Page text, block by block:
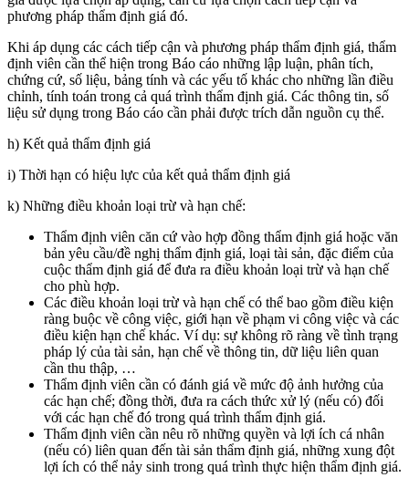
phương pháp thẩm định giá đó.
Khi áp dụng các cách tiếp cận và phương pháp thẩm định giá, thẩm
định viên cần thể hiện trong Báo cáo những lập luận, phân tích,
chứng cứ, số liệu, bảng tính và các yếu tố khác cho những lần điều
chỉnh, tính toán trong cả quá trình thẩm định giá. Các thông tin, số
liệu sử dụng trong Báo cáo cần phải được trích dẫn nguồn cụ thể.
h) Kết quả thẩm định giá
i) Thời hạn có hiệu lực của kết quả thẩm định giá
k) Những điều khoản loại trừ và hạn chế:
Thẩm định viên căn cứ vào hợp đồng thẩm định giá hoặc văn
bản yêu cầu/đề nghị thẩm định giá, loại tài sản, đặc điểm của
cuộc thẩm định giá để đưa ra điều khoản loại trừ và hạn chế
cho phù hợp.
Các điều khoản loại trừ và hạn chế có thể bao gồm điều kiện
ràng buộc về công việc, giới hạn về phạm vi công việc và các
điều kiện hạn chế khác. Ví dụ: sự không rõ ràng về tình trạng
pháp lý của tài sản, hạn chế về thông tin, dữ liệu liên quan
cần thu thập, …
Thẩm định viên cần có đánh giá về mức độ ảnh hưởng của
các hạn chế; đồng thời, đưa ra cách thức xử lý (nếu có) đối
với các hạn chế đó trong quá trình thẩm định giá.
Thẩm định viên cần nêu rõ những quyền và lợi ích cá nhân
(nếu có) liên quan đến tài sản thẩm định giá, những xung đột
lợi ích có thể nảy sinh trong quá trình thực hiện thẩm định giá.